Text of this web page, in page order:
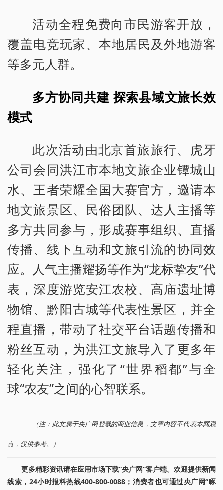
活动全程免费向市民游客开放，
覆盖电竞玩家、本地居民及外地游客
等多元人群。
多方协同共建 探索县域文旅长效
模式
此次活动由北京首旅旅行、虎牙
公司会同洪江市本地文旅企业镡城山
水、王者荣耀全国大赛官方，邀请本
地文旅景区、民俗团队、达人主播等
多方共同参与，形成赛事组织、直播
传播、线下互动和文旅引流的协同效
应。人气主播耀扬等作为“龙标挚友”代
表，深度游览安江农校、高庙遗址博
物馆、黔阳古城等代表性景区，并全
程直播，带动了社交平台话题传播和
粉丝互动，为洪江文旅导入了更多年
轻化关注，强化了“世界稻都”与全
球“农友”之间的心智联系。
（注：此文属于央广网登载的商业信息，文章内容不代表本网观
点，仅供参考。）
更多精彩资讯请在应用市场下载“央广网”客户端。欢迎提供新闻
线索，24小时报料热线400-800-0088；消费者也可通过央广网“啄